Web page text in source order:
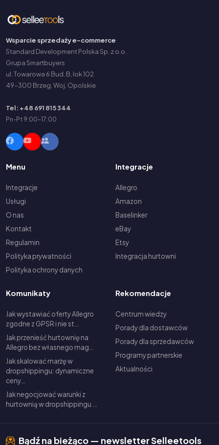
Wsparcie sprzedaży e-commerce
Standard Development Polska Sp. z o.o.
Grupa Smartbuyers
ul. Towarowa 6 Bud. B, lok 102
49-300 Brzeg, Woj. Opolskie
Tel: +48 691 815 344
Pn-Pt 9:00-17:00
Menu
Integracje
Usługi
O nas
Kontakt
Regulamin
Polityka prywatności
Polityka ochrony danych
Integracje
Allegro
Amazon
Baselinker
eBay
Etsy
Integracja hurtowni
Komunikaty
Jak wystawiać oferty Allegro
zgodne z GPSR i nie st…
Jak przenieść hurtownię na
Allegro bez własnego mag…
Jak skalować marżę w
dropshippingu: dynamiczne
ceny…
Jak negocjować warunki z
hurtownią w dropshippingu …
Rekomendacje
Centrum wiedzy
Porady dla dostawców
Porady dla sprzedawców
Programy partnerskie
Aktualności
Bądź na bieżąco — newsletter Selleetools